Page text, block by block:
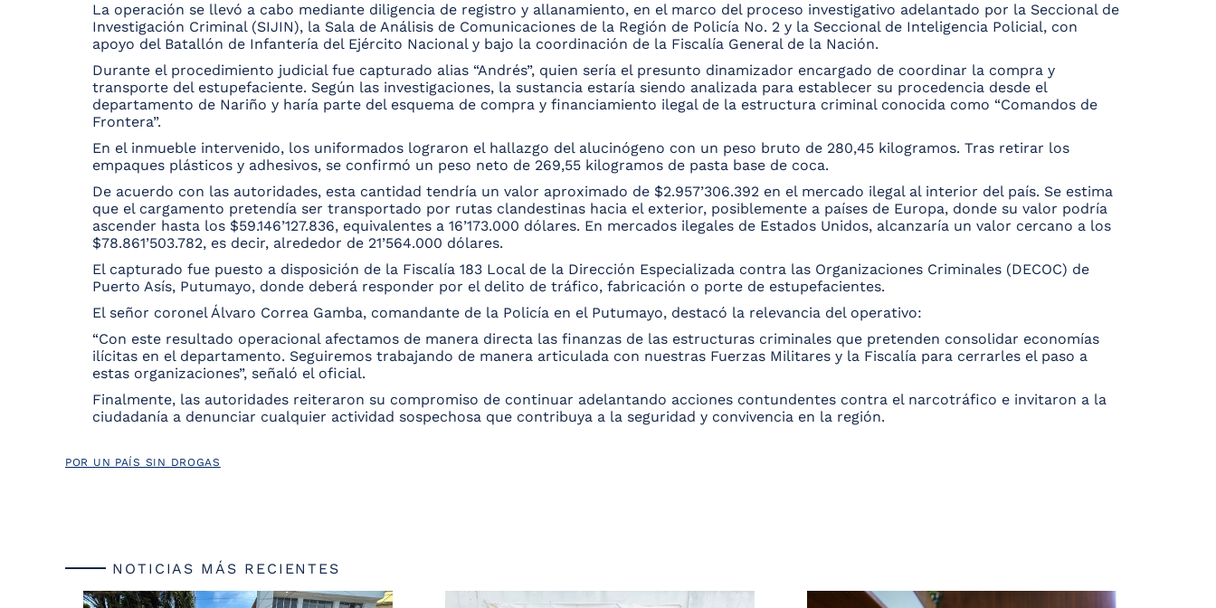
La operación se llevó a cabo mediante diligencia de registro y allanamiento, en el marco del proceso investigativo adelantado por la Seccional de
Investigación Criminal (SIJIN), la Sala de Análisis de Comunicaciones de la Región de Policía No. 2 y la Seccional de Inteligencia Policial, con
apoyo del Batallón de Infantería del Ejército Nacional y bajo la coordinación de la Fiscalía General de la Nación.
Durante el procedimiento judicial fue capturado alias “Andrés”, quien sería el presunto dinamizador encargado de coordinar la compra y
transporte del estupefaciente. Según las investigaciones, la sustancia estaría siendo analizada para establecer su procedencia desde el
departamento de Nariño y haría parte del esquema de compra y financiamiento ilegal de la estructura criminal conocida como “Comandos de
Frontera”.
En el inmueble intervenido, los uniformados lograron el hallazgo del alucinógeno con un peso bruto de 280,45 kilogramos. Tras retirar los
empaques plásticos y adhesivos, se confirmó un peso neto de 269,55 kilogramos de pasta base de coca.
De acuerdo con las autoridades, esta cantidad tendría un valor aproximado de $2.957’306.392 en el mercado ilegal al interior del país. Se estima
que el cargamento pretendía ser transportado por rutas clandestinas hacia el exterior, posiblemente a países de Europa, donde su valor podría
ascender hasta los $59.146’127.836, equivalentes a 16’173.000 dólares. En mercados ilegales de Estados Unidos, alcanzaría un valor cercano a los
$78.861’503.782, es decir, alrededor de 21’564.000 dólares.
El capturado fue puesto a disposición de la Fiscalía 183 Local de la Dirección Especializada contra las Organizaciones Criminales (DECOC) de
Puerto Asís, Putumayo, donde deberá responder por el delito de tráfico, fabricación o porte de estupefacientes.
El señor coronel Álvaro Correa Gamba, comandante de la Policía en el Putumayo, destacó la relevancia del operativo:
“Con este resultado operacional afectamos de manera directa las finanzas de las estructuras criminales que pretenden consolidar economías
ilícitas en el departamento. Seguiremos trabajando de manera articulada con nuestras Fuerzas Militares y la Fiscalía para cerrarles el paso a
estas organizaciones”, señaló el oficial.
Finalmente, las autoridades reiteraron su compromiso de continuar adelantando acciones contundentes contra el narcotráfico e invitaron a la
ciudadanía a denunciar cualquier actividad sospechosa que contribuya a la seguridad y convivencia en la región.
POR UN PAÍS SIN DROGAS
NOTICIAS MÁS RECIENTES